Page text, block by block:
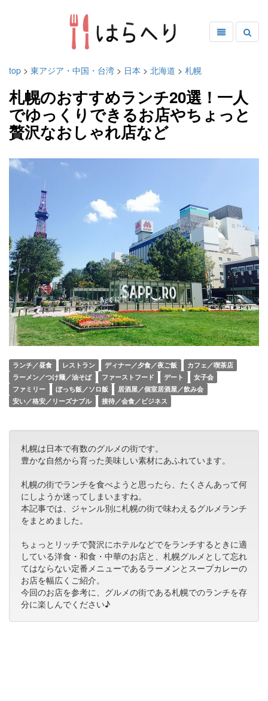
top > 東アジア・中国・台湾 > 日本 > 北海道 > 札幌
札幌のおすすめランチ20選！一人
でゆっくりできるお店やちょっと
贅沢なおしゃれ店など
ランチ／昼食 レストラン ディナー／夕食／夜ご飯
カフェ／喫茶店
ラーメン／つけ麺／油そば
ファーストフード デート
女子会
ファミリー
ぼっち飯／ソロ飯
居酒屋／個室居酒屋／飲み会
安い／格安／リーズナブル
接待／会食／ビジネス
札幌は日本で有数のグルメの街です。
豊かな自然から育った美味しい素材にあふれています。
札幌の街でランチを食べようと思ったら、たくさんあって何
にしようか迷ってしまいますね。
本記事では、ジャンル別に札幌の街で味わえるグルメランチ
をまとめました。
ちょっとリッチで贅沢にホテルなどでをランチするときに適
している洋食・和食・中華のお店と、札幌グルメとして忘れ
てはならない定番メニューであるラーメンとスープカレーの
お店を幅広くご紹介。
今回のお店を参考に、グルメの街である札幌でのランチを存
分に楽しんでください♪